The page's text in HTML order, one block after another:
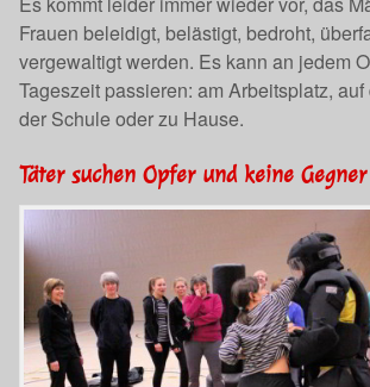
Frauen beleidigt, belästigt, bedroht,
vergewaltigt werden. Es kann an jedem
Tageszeit passieren: am Arbeitsplatz,
der Schule oder zu Hause.
Täter suchen Opfer und keine Gegner